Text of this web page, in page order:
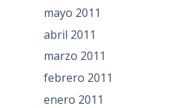
mayo 2011
abril 2011
marzo 2011
febrero 2011
enero 2011